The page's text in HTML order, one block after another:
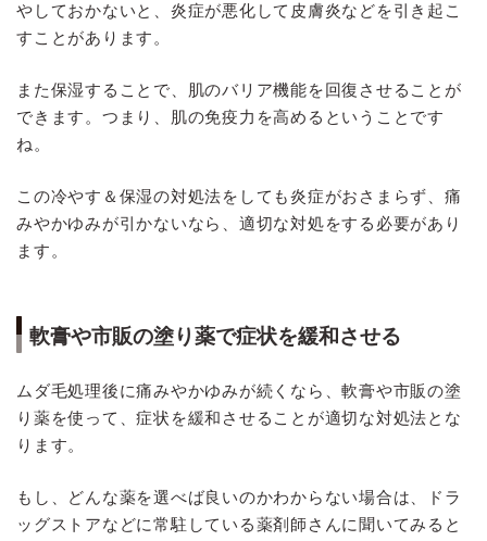
やしておかないと、炎症が悪化して皮膚炎などを引き起こ
すことがあります。
また保湿することで、肌のバリア機能を回復させることが
できます。つまり、肌の免疫力を高めるということです
ね。
この冷やす＆保湿の対処法をしても炎症がおさまらず、痛
みやかゆみが引かないなら、適切な対処をする必要があり
ます。
軟膏や市販の塗り薬で症状を緩和させる
ムダ毛処理後に痛みやかゆみが続くなら、軟膏や市販の塗
り薬を使って、症状を緩和させることが適切な対処法とな
ります。
もし、どんな薬を選べば良いのかわからない場合は、ドラ
ッグストアなどに常駐している薬剤師さんに聞いてみると